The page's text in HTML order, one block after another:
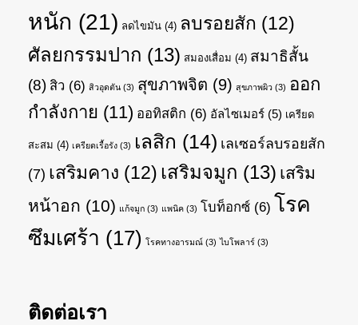
หนัก (21) ลดไขมัน (4) ลบรอยสัก (12)
ศัลยกรรมปาก (13) สมองเสื่อม (4) สมาธิสั้น
(8) สิว (6) สิวอุดตัน (3) สุขภาพจิต (9) สุขภาพผิว (3) ออก
กำลังกาย (11) ออทิสติก (6) อัลไซเมอร์ (5) เครียด
สะสม (4) เครียดเรื้อรัง (3) เลสิก (14) เลเซอร์ลบรอยสัก
(7) เสริมคาง (12) เสริมจมูก (13) เสริม
หน้าอก (10) แก้จมูก (3) แพนิค (3) โบท็อกซ์ (6) โรค
ซึมเศร้า (17) โรคทางอารมณ์ (3) ไบโพลาร์ (3)
ติดต่อเรา